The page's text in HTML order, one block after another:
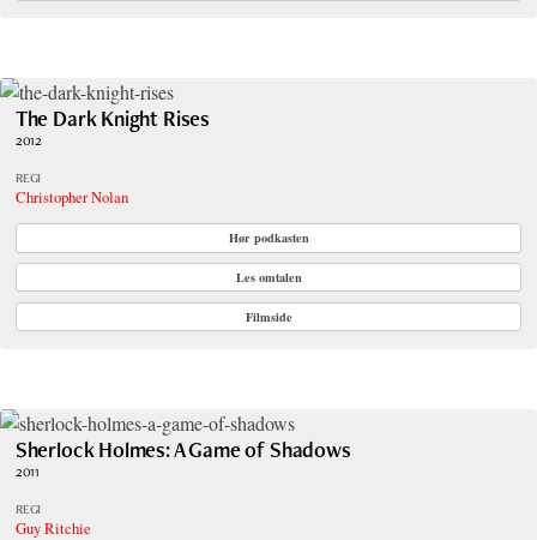
The Dark Knight Rises
2012
REGI
Christopher Nolan
Hør podkasten
Les omtalen
Filmside
Sherlock Holmes: A Game of Shadows
2011
REGI
Guy Ritchie